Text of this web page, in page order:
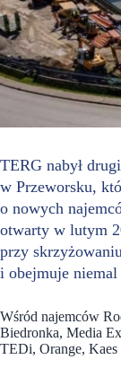
TERG nabył
w Przeworsku,
o nowych
otwarty w lutym
przy
i obejmuje
Wśród najemców
Biedronka, Media
TEDi, Orange, Kaes